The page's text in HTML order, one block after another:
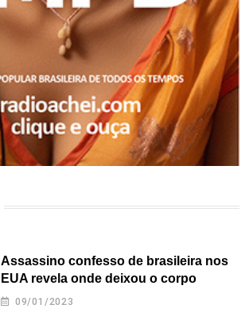
Assassino confesso de brasileira nos
EUA revela onde deixou o corpo
09/01/2023